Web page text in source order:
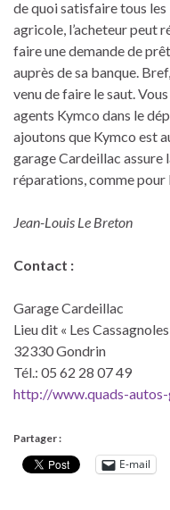
de quoi satisfaire tous les
agricole, l’acheteur peut
faire une demande de
auprès de sa banque.
venu de faire le saut.
agents Kymco dans le
ajoutons que Kymco est
garage Cardeillac assure
réparations, comme pour
Jean-Louis Le Breton
Contact :
Garage Cardeillac
Lieu dit « Les
32330 Gondrin
Tél.: 05 62 28 07 49
http://www.quads-
Partager :
E-mail